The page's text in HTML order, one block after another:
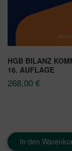
HGB BILANZ
16. AUFLAGE
268,00 €
In den